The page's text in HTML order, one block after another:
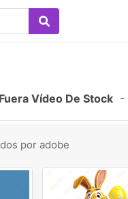
Vídeo De Stock -
por adobe